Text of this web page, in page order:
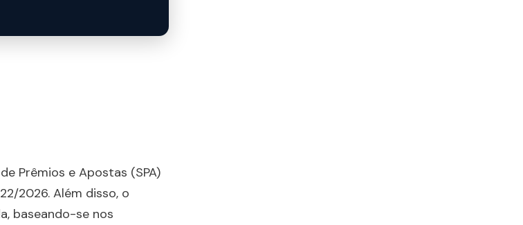
Prêmios e Apostas (SPA)
2026. Além disso, o
baseando-se nos